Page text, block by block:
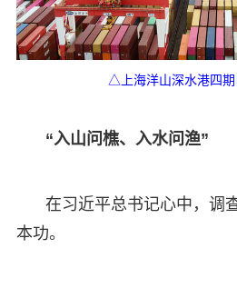
△上海洋山深水港四
“入山问樵、入水问渔”
在习近平总书记心中，调
本功。